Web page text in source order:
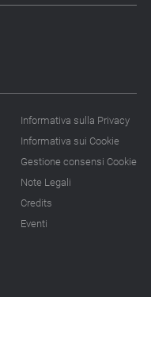
Informativa sulla Privacy
Informativa sui Cookie
Gestione consensi Cookie
Note Legali
Credits
Eventi